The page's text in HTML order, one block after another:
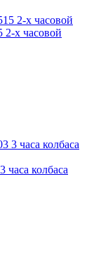
2-х часовой
часа колбаса